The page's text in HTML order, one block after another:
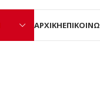
ΑΡΧΙΚΉ